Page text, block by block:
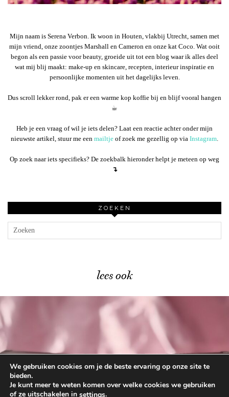
Mijn naam is Serena Verbon. Ik woon in Houten, vlakbij Utrecht, samen met
mijn vriend, onze zoontjes Marshall en Cameron en onze kat Coco. Wat ooit
begon als een passie voor beauty, groeide uit tot een blog waar ik alles deel
wat mij blij maakt: make-up en skincare, recepten, interieur inspiratie en
persoonlijke momenten uit het dagelijks leven.
Dus scroll lekker rond, pak er een warme kop koffie bij en blijf vooral hangen
☕︎
Heb je een vraag of wil je iets delen? Laat een reactie achter onder mijn
nieuwste artikel, stuur me een mailtje of zoek me gezellig op via Instagram
Op zoek naar iets specifieks? De zoekbalk hieronder helpt je meteen op weg
↴
ZOEKEN
lees ook
Catrice Trend Drop Glass …
We gebruiken cookies om je de beste ervaring op onze site te
bieden.
Je kunt meer te weten komen over welke cookies we gebruiken
of ze uitschakelen in settings.